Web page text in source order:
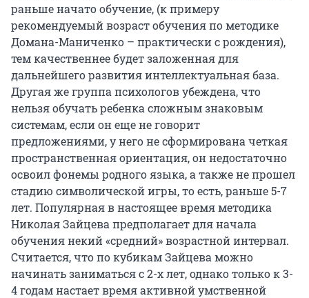
раньше начато обучение, (к примеру
рекомендуемый возраст обучения по методике
Домана-Маниченко – практически с рождения),
тем качественнее будет заложенная для
дальнейшего развития интеллектуальная база.
Другая же группа психологов убеждена, что
нельзя обучать ребенка сложным знаковым
системам, если он еще не говорит
предложениями, у него не сформирована четкая
пространственная ориентация, он недостаточно
освоил фонемы родного языка, а также не прошел
стадию символической игры, то есть, раньше 5-7
лет. Популярная в настоящее время методика
Николая Зайцева предполагает для начала
обучения некий «средний» возрастной интервал.
Считается, что по кубикам Зайцева можно
начинать заниматься с 2-х лет, однако только к 3-
4 годам настает время активной умственной